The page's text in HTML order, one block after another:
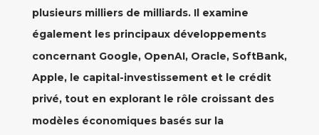
plusieurs milliers de milliards. Il examine
également les principaux développements
concernant Google, OpenAI, Oracle, SoftBank,
Apple, le capital-investissement et le crédit
privé, tout en explorant le rôle croissant des
modèles économiques basés sur la